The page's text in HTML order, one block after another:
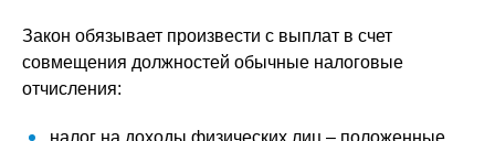
Закон обязывает произвести с выплат в счет
совмещения должностей обычные налоговые
отчисления:
налог на доходы физических лиц – положенные